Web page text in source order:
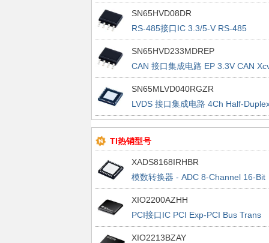
20MHz-80 MHz 10B Serializer
SN65HVD08DR
RS-485接口IC 3.3/5-V RS-485
Transceiver
SN65HVD233MDREP
CAN 接口集成电路 EP 3.3V CAN
W/36V STANDOFF
SN65MLVD040RGZR
LVDS 接口集成电路 4Ch Half-
M LVDS Line Xcvr
TI热销型号
XADS8168IRHBR
模数转换器 - ADC 8-Channel 16-Bit
1MSPS SAR ADC With Easy-to-
XIO2200AZHH
PCI接口IC PCI Exp-PCI Bus Trans
Bridge
XIO2213BZAY